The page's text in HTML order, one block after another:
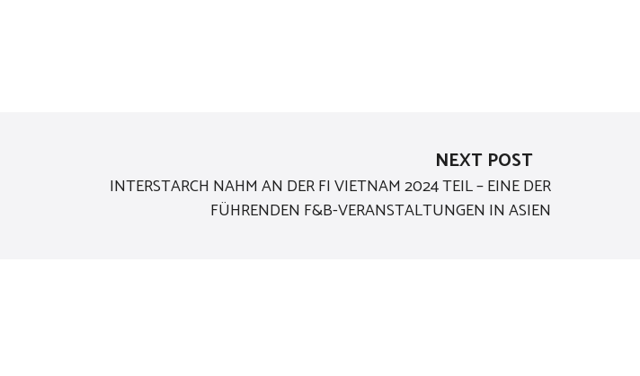
NEXT POST
INTERSTARCH NAHM AN DER FI VIETNAM 2024 TEIL – EINE DER
FÜHRENDEN F&B-VERANSTALTUNGEN IN ASIEN